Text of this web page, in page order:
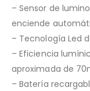
– Sensor de
enciende
– Tecnología Led
– Eficiencia
aproximada de
– Batería